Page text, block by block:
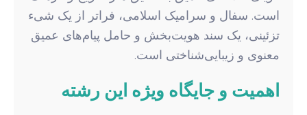
است. سفال و سرامیک اسلامی، فراتر از یک شیء
تزئینی، یک سند هویت‌بخش و حامل پیام‌های عمیق
معنوی و زیبایی‌شناختی است.
اهمیت و جایگاه ویژه این رشته